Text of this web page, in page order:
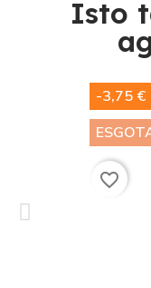
Isto
-3,75 €
favorite_border